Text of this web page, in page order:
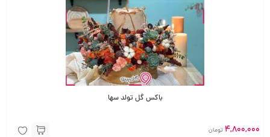
باکس گل تولد سها
4,800,000 تومان